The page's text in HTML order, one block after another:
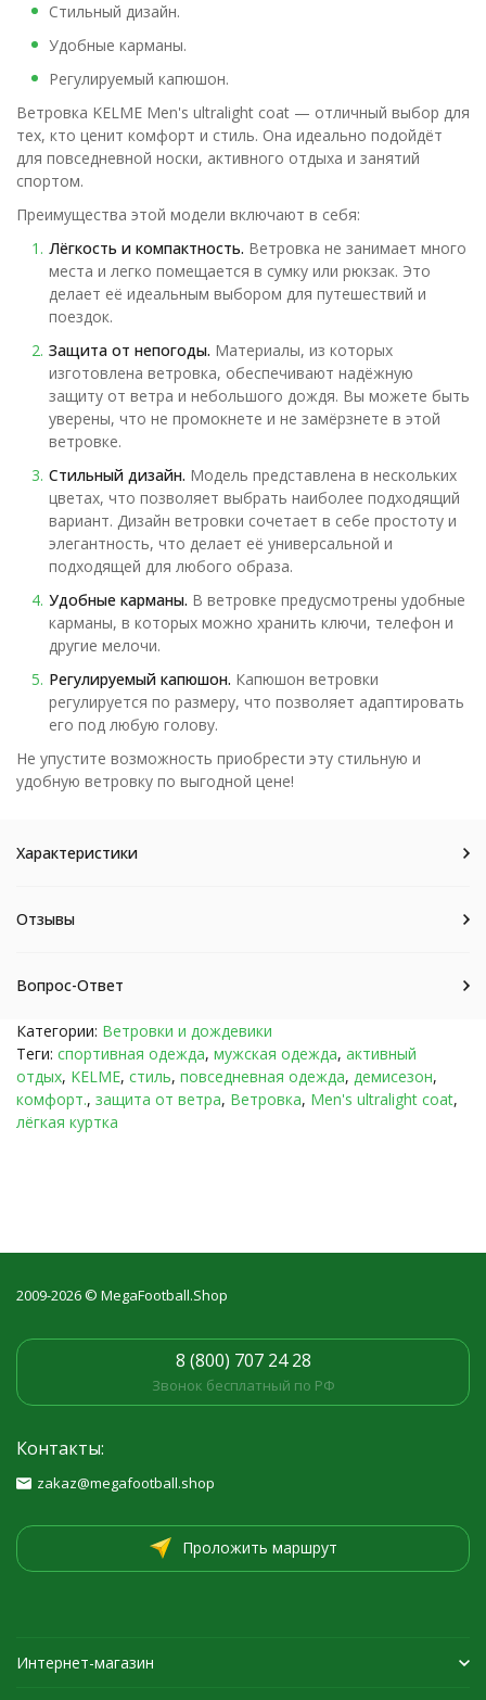
Стильный дизайн.
Удобные карманы.
Регулируемый капюшон.
Ветровка KELME Men's ultralight coat — отличный выбор для
тех, кто ценит комфорт и стиль. Она идеально подойдёт
для повседневной носки, активного отдыха и занятий
спортом.
Преимущества этой модели включают в себя:
Лёгкость и компактность. Ветровка не занимает много
места и легко помещается в сумку или рюкзак. Это
делает её идеальным выбором для путешествий и
поездок.
Защита от непогоды. Материалы, из которых
изготовлена ветровка, обеспечивают надёжную
защиту от ветра и небольшого дождя. Вы можете быть
уверены, что не промокнете и не замёрзнете в этой
ветровке.
Стильный дизайн. Модель представлена в нескольких
цветах, что позволяет выбрать наиболее подходящий
вариант. Дизайн ветровки сочетает в себе простоту и
элегантность, что делает её универсальной и
подходящей для любого образа.
Удобные карманы. В ветровке предусмотрены удобные
карманы, в которых можно хранить ключи, телефон и
другие мелочи.
Регулируемый капюшон. Капюшон ветровки
регулируется по размеру, что позволяет адаптировать
его под любую голову.
Не упустите возможность приобрести эту стильную и
удобную ветровку по выгодной цене!
Характеристики
Отзывы
Вопрос-Ответ
Категории: Ветровки и дождевики
Теги: спортивная одежда, мужская одежда, активный
отдых, KELME, стиль, повседневная одежда, демисезон,
комфорт., защита от ветра, Ветровка, Men's ultralight coat,
лёгкая куртка
2009-2026 © MegaFootball.Shop
8 (800) 707 24 28
Звонок бесплатный по РФ
Контакты:
zakaz@megafootball.shop
Проложить маршрут
Интернет-магазин